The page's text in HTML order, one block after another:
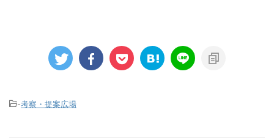
-考察・提案広場